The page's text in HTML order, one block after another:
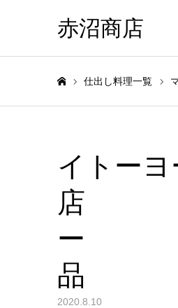
赤沼商店
仕出し料理一覧
イトー
店
ー
品
2020.8.10